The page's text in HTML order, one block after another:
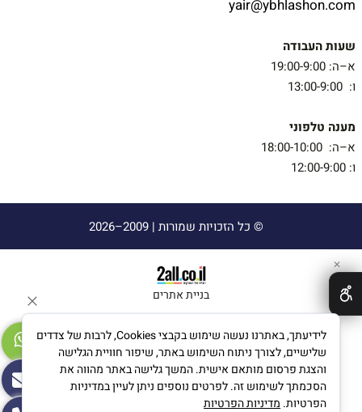
yair@ybhlashon.com
שעות העבודה
א–ה: 19:00-9:00
ו: 13:00-9:00
מענה טלפוני
א–ה: 18:00-10:00
ו: 12:00-9:00
© כל הזכויות שמורות |
בניית אתרים
✕
לידיעתך, באתרנו נעשה שימוש בקבצי Cookies, לרבות של צדדים
שלישיים, לצורך ניתוח השימוש באתר, שיפור חוויית הגלישה
והצגת פרסום מותאם אישית. המשך גלישה באתר מהווה את
הסכמתך לשימוש זה. לפרטים נוספים ניתן לעיין במדיניות
הפרטיות. מדיניות הפרטיות